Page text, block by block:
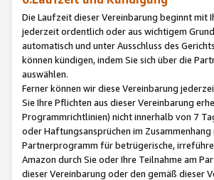
Die Laufzeit dieser Vereinbarung beginnt mit
jederzeit ordentlich oder aus wichtigem
automatisch und unter Ausschluss des
können kündigen, indem Sie sich über die
auswählen.
Ferner können wir diese Vereinbarung
Sie Ihre Pflichten aus dieser Vereinbarung
Programmrichtlinien) nicht innerhalb von 7
oder Haftungsansprüchen im
Partnerprogramm für betrügerische,
Amazon durch Sie oder Ihre Teilnahme am
dieser Vereinbarung oder den gemäß dieser